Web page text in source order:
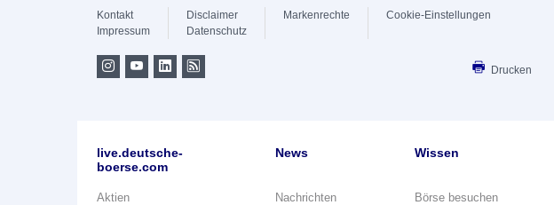
Kontakt
Impressum
Disclaimer
Datenschutz
Markenrechte Cookie-Einstellungen
Drucken
live.deutsche-
boerse.com
Aktien
News
Nachrichten
Wissen
Börse besuchen